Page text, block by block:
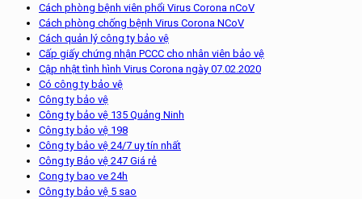
Cách phòng bệnh viên phổi Virus Corona nCoV
Cách phòng chống bệnh Virus Corona NCoV
Cách quản lý công ty bảo vệ
Cấp giấy chứng nhận PCCC cho nhân viên bảo vệ
Cập nhật tình hình Virus Corona ngày 07.02.2020
Có công ty bảo vệ
Công ty bảo vệ
Công ty bảo vệ 135 Quảng Ninh
Công ty bảo vệ 198
Công ty bảo vệ 24/7 uy tín nhất
Công ty Bảo vệ 247 Giá rẻ
Cong ty bao ve 24h
Công ty bảo vệ 5 sao